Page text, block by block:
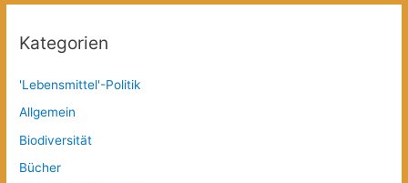
Kategorien
'Lebensmittel'-Politik
Allgemein
Biodiversität
Bücher